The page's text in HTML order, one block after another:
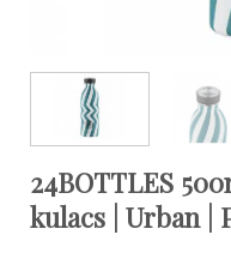
24BOTTLES
kulacs | Urban |